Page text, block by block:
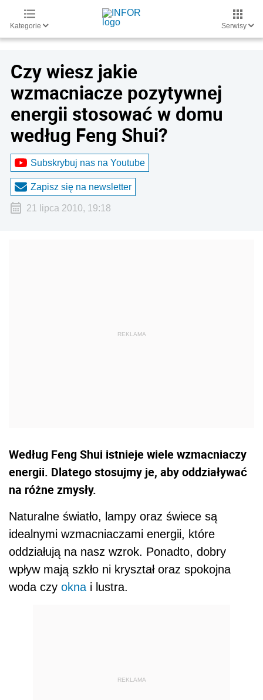
Kategorie Serwisy
Czy wiesz jakie
wzmacniacze pozytywnej
energii stosować w domu
według Feng Shui?
Subskrybuj nas na Youtube
Zapisz się na newsletter
21 lipca 2010, 19:18
Według Feng Shui istnieje wiele wzmacniaczy
energii. Dlatego stosujmy je, aby oddziaływać
na różne zmysły.
Naturalne światło, lampy oraz świece są
idealnymi wzmacniaczami energii, które
oddziałują na nasz wzrok. Ponadto, dobry
wpływ mają szkło ni kryształ oraz spokojna
woda czy okna i lustra.
REKLAMA